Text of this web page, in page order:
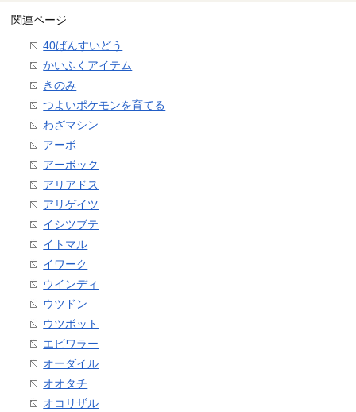
関連ページ
40ばんすいどう
かいふくアイテム
きのみ
つよいポケモンを育てる
わざマシン
アーボ
アーボック
アリアドス
アリゲイツ
イシツブテ
イトマル
イワーク
ウインディ
ウツドン
ウツボット
エビワラー
オーダイル
オオタチ
オコリザル